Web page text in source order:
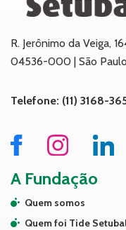
R. Jerônimo da Veiga,
04536-000 | São
Telefone: (11) 3168-
A Fundação
Quem somos
Quem foi Tide